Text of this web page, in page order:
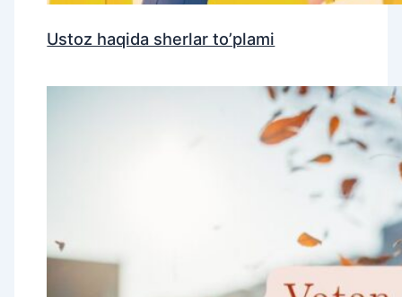
Ustoz haqida sherlar to’plami